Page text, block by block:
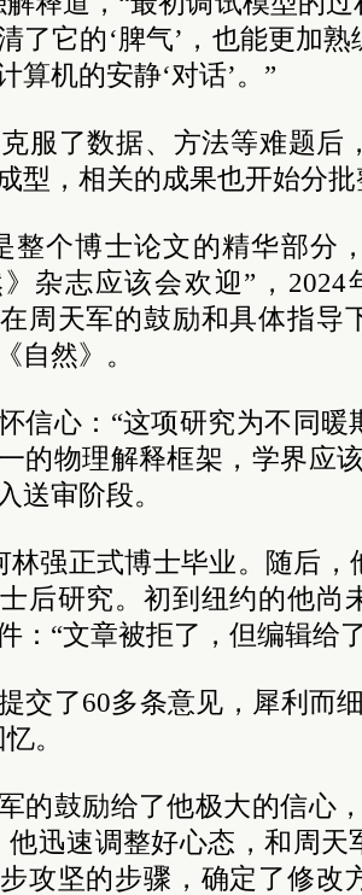
了它的‘脾气’，也能更加
算机的安静‘对话’。”
服了数据、方法等难题后
型，相关的成果也开始分
整个博士论文的精华部分
杂志应该会欢迎”，
周天军的鼓励和具体指导
自然》。
信心：“这项研究为不同
的物理解释框架，学界应
送审阶段。
林强正式博士毕业。随后
后研究。初到纽约的他尚
：“文章被拒了，但编辑给
交了60多条意见，犀利而
。
的鼓励给了他极大的信心
他迅速调整好心态，和周
攻坚的步骤，确定了修改